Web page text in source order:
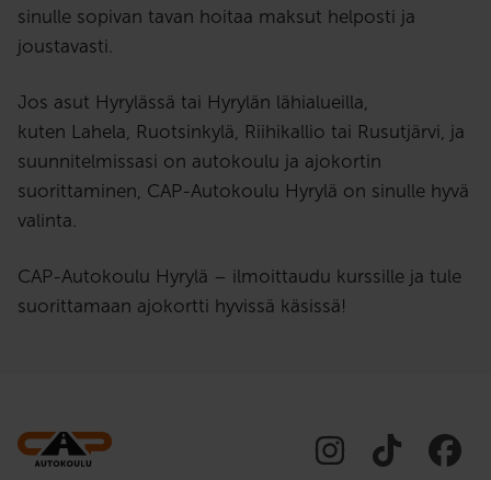
sinulle sopivan tavan hoitaa maksut helposti ja
joustavasti.
Jos asut Hyrylässä tai Hyrylän lähialueilla,
kuten Lahela, Ruotsinkylä, Riihikallio tai Rusutjärvi, ja
suunnitelmissasi on autokoulu ja ajokortin
suorittaminen, CAP-Autokoulu Hyrylä on sinulle hyvä
valinta.
CAP-Autokoulu Hyrylä – ilmoittaudu kurssille ja tule
suorittamaan ajokortti hyvissä käsissä!